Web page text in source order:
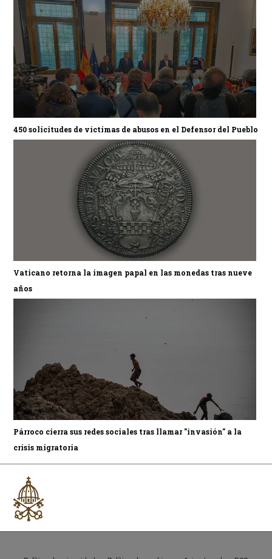
450 solicitudes de víctimas de abusos en el Defensor del Pueblo
Vaticano retorna la imagen papal en las monedas tras nueve
años
Párroco cierra sus redes sociales tras llamar "invasión" a la
crisis migratoria